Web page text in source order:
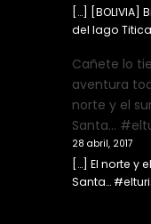
[…]
del lago
Cañete lo
aventura
norte y el
Santa…
28 abril, 2017
[…] El norte y
Santa…